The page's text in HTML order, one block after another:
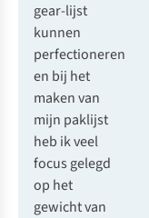
gear-lijst
kunnen
perfectioneren
en bij het
maken van
mijn paklijst
heb ik veel
focus gelegd
op het
gewicht van